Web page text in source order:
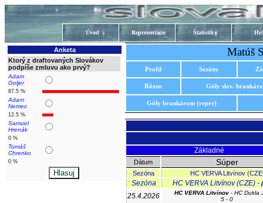
Úvod Reprezentácie Štatistiky
Anketa
Ktorý z draftovaných Slovákov
podpíše zmluvu ako prvý?
Adam
Goljer
87.5 %
Adam
Nemec
12.5 %
Samuel
Hrenák
0 %
Tomáš
Chrenko
0 %
Matúš
Profil Sezóny
Rôzne Góly slov.
Góly brankárom (repre)
Základné
Dátum Súper
Sezóna HC VERVA Litvínov
Sezóna
HC VERVA Litvínov (CZE) -
25.4.2026
HC VERVA Litvínov- HC Dukla
5 - 0